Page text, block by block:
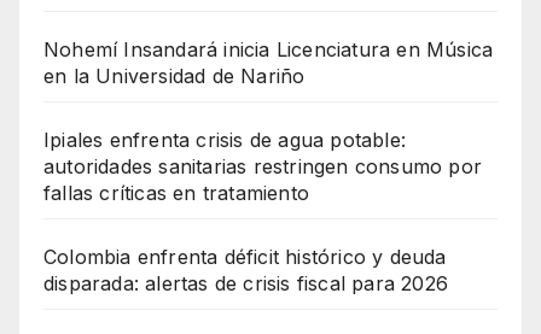
Nohemí Insandará inicia Licenciatura en Música
en la Universidad de Nariño
Ipiales enfrenta crisis de agua potable:
autoridades sanitarias restringen consumo por
fallas críticas en tratamiento
Colombia enfrenta déficit histórico y deuda
disparada: alertas de crisis fiscal para 2026